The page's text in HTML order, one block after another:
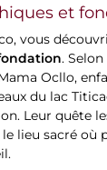
et
vous
. Selon
Ocllo,
du lac
Leur quête
lieu sacré où